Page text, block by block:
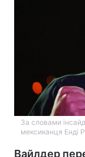
За словами
мексиканця Енді
Вайлдер